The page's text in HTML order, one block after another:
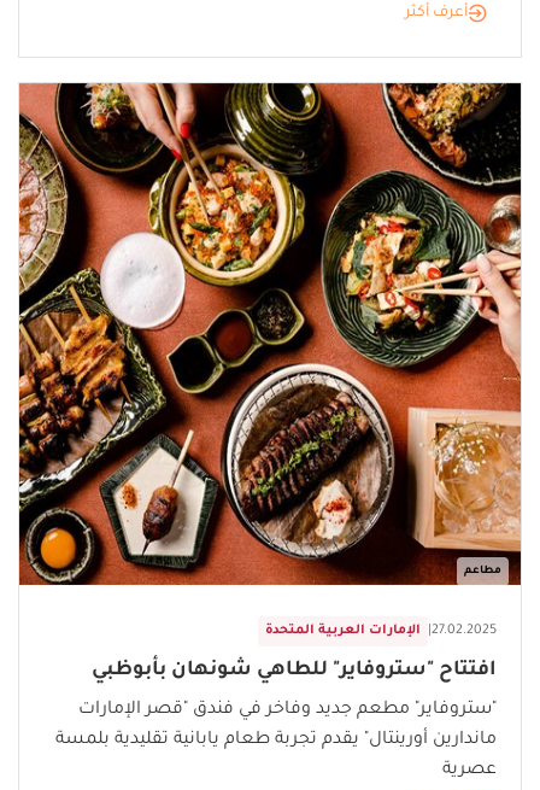
أعرف أكثر
مطاعم
الإمارات العربية المتحدة 27.02.2025
افتتاح "ستروفاير" للطاهي شونهان بأبوظبي
"ستروفاير" مطعم جديد وفاخر في فندق "قصر الإمارات
ماندارين أورينتال" يقدم تجربة طعام يابانية تقليدية بلمسة
عصرية